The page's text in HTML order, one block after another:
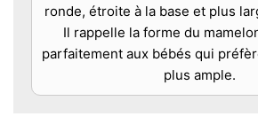
ronde, étroite à la base et plus
Il rappelle la forme du
parfaitement aux bébés qui
plus ample.